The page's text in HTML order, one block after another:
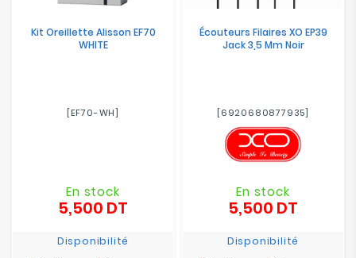
Kit Oreillette Alisson EF70
WHITE
[EF70-WH]
En stock
5,500 DT
Disponibilité
Écouteurs Filaires XO EP39
Jack 3,5 Mm Noir
[6920680877935]
En stock
5,500 DT
Disponibilité